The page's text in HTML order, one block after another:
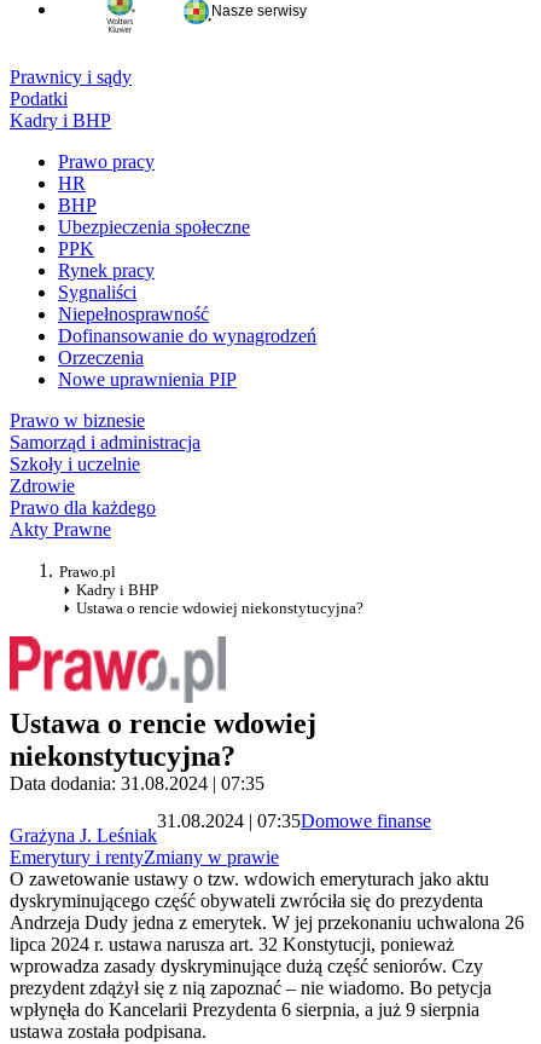
Nasze serwisy
Prawnicy i sądy
Podatki
Kadry i BHP
Prawo pracy
HR
BHP
Ubezpieczenia społeczne
PPK
Rynek pracy
Sygnaliści
Niepełnosprawność
Dofinansowanie do wynagrodzeń
Orzeczenia
Nowe uprawnienia PIP
Prawo w biznesie
Samorząd i administracja
Szkoły i uczelnie
Zdrowie
Prawo dla każdego
Akty Prawne
Prawo.pl
Kadry i BHP
Ustawa o rencie wdowiej niekonstytucyjna?
Ustawa o rencie wdowiej
niekonstytucyjna?
Data dodania: 31.08.2024 | 07:35
Grażyna J. Leśniak
31.08.2024 | 07:35Domowe finanse
Emerytury i rentyZmiany w prawie
O zawetowanie ustawy o tzw. wdowich emeryturach jako aktu
dyskryminującego część obywateli zwróciła się do prezydenta
Andrzeja Dudy jedna z emerytek. W jej przekonaniu uchwalona 26
lipca 2024 r. ustawa narusza art. 32 Konstytucji, ponieważ
wprowadza zasady dyskryminujące dużą część seniorów. Czy
prezydent zdążył się z nią zapoznać – nie wiadomo. Bo petycja
wpłynęła do Kancelarii Prezydenta 6 sierpnia, a już 9 sierpnia
ustawa została podpisana.